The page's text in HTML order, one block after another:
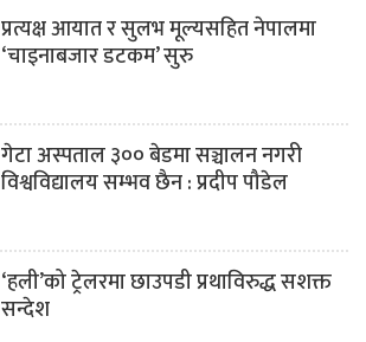
प्रत्यक्ष आयात र सुलभ मूल्यसहित नेपालमा
‘चाइनाबजार डटकम’ सुरु
गेटा अस्पताल ३०० बेडमा सञ्चालन नगरी
विश्वविद्यालय सम्भव छैन : प्रदीप पौडेल
‘हली’को ट्रेलरमा छाउपडी प्रथाविरुद्ध सशक्त
सन्देश